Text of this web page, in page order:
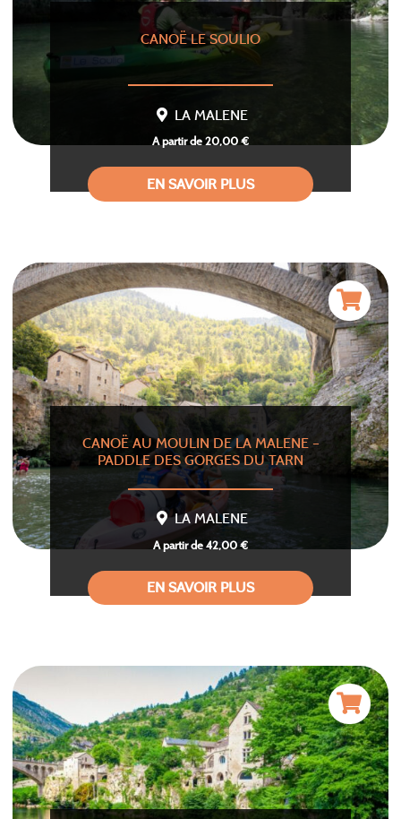
CANOË LE SOULIO
LA MALENE
A partir de 20,00 €
EN SAVOIR PLUS
CANOË AU MOULIN DE LA MALENE –
PADDLE DES GORGES DU TARN
LA MALENE
A partir de 42,00 €
EN SAVOIR PLUS